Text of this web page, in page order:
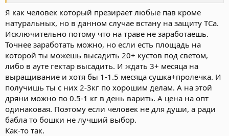
Я как человек который презирает любые пав кроме
натуральных, но в данном случае встану на защиту ТСа.
Исключительно потому что на траве не заработаешь.
Точнее заработать можно, но если есть площадь на
которой ты можешь высадить 20+ кустов под светом,
либо в ауте гектар высадить. И ждать 3+ месяца на
выращивание и хотя бы 1-1.5 месяца сушка+пролечка. И
получишь ты с них 2-3кг по хорошим делам. А на этой
дряни можно по 0.5-1 кг в день варить. А цена на опт
одинаковая. Поэтому если человек не для души, а ради
бабла то бошки не лучший выбор.
Как-то так.